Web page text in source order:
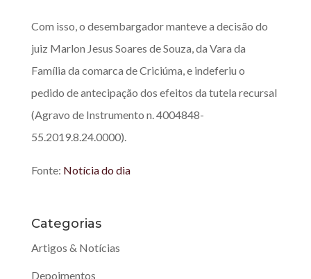
Com isso, o desembargador manteve a decisão do
juiz Marlon Jesus Soares de Souza, da Vara da
Família da comarca de Criciúma, e indeferiu o
pedido de antecipação dos efeitos da tutela recursal
(Agravo de Instrumento n. 4004848-
55.2019.8.24.0000).
Fonte: Notícia do dia
Categorias
Artigos & Notícias
Depoimentos